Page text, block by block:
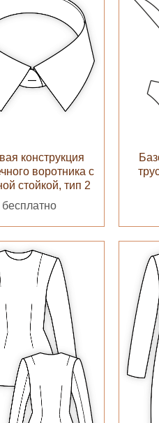
конструкция
воротника с
стойкой, тип 2
бесплатно